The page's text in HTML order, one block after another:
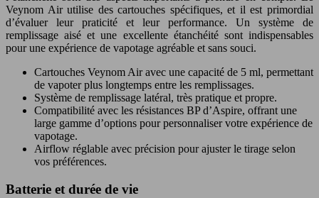
Veynom Air utilise des cartouches spécifiques, et il est primordial
d’évaluer leur praticité et leur performance. Un système de
remplissage aisé et une excellente étanchéité sont indispensables
pour une expérience de vapotage agréable et sans souci.
Cartouches Veynom Air avec une capacité de 5 ml, permettant
de vapoter plus longtemps entre les remplissages.
Système de remplissage latéral, très pratique et propre.
Compatibilité avec les résistances BP d’Aspire, offrant une
large gamme d’options pour personnaliser votre expérience de
vapotage.
Airflow réglable avec précision pour ajuster le tirage selon
vos préférences.
Batterie et durée de vie